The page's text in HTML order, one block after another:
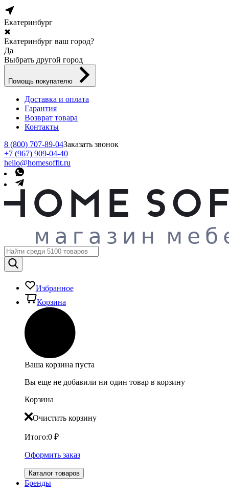
Екатеринбург
✖
Екатеринбург ваш город?
Да
Выбрать другой город
Помощь покупателю
Доставка и оплата
Гарантия
Возврат товара
Контакты
8 (800) 707-89-04Заказать звонок
+7 (967) 909-04-40
hello@homesoffit.ru
Избранное
Корзина
Ваша корзина пуста
Вы еще не добавили ни один товар в корзину
Корзина
Очистить корзину
Итого:0 ₽
Оформить заказ
Каталог товаров
Бренды